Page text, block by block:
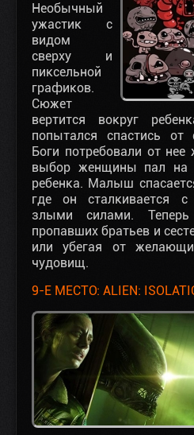
Необычный
ужастик с
видом
сверху и
пиксельной
графиков.
Сюжет
вертится вокруг
попытался спастись от
Боги потребовали от нее
выбор женщины пал на
ребенка. Малыш
где он сталкивается
злыми силами.
пропавших братьев и
или убегая от
чудовищ.
9-Е МЕСТО: ALIEN: